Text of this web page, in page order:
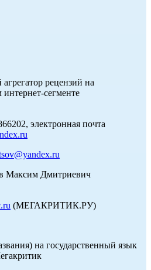
рецензий на
сегменте
электронная почта
Максим Дмитриевич
(МЕГАКРИТИК.РУ)
на государственный язык